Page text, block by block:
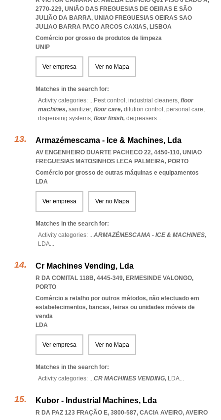
2770-229, UNIÃO DAS FREGUESIAS DE OEIRAS E SÃO
JULIÃO DA BARRA, UNIAO FREGUESIAS OEIRAS SAO
JULIAO BARRA PACO ARCOS CAXIAS, LISBOA
Comércio por grosso de produtos de limpeza
UNIP
Ver empresa Ver no Mapa
Matches in the search for:
Activity categories: ...Pest control, industrial cleaners, floor
machines, sanitizer, floor care, dilution control, personal care,
dispensing systems, floor finish, degreasers...
Armazémescama - Ice & Machines, Lda
AV ENGENHEIRO DUARTE PACHECO 22, 4450-110, UNIAO
FREGUESIAS MATOSINHOS LECA PALMEIRA, PORTO
Comércio por grosso de outras máquinas e equipamentos
LDA
Ver empresa Ver no Mapa
Matches in the search for:
Activity categories: ...ARMAZÉMESCAMA - ICE & MACHINES,
LDA...
Cr Machines Vending, Lda
R DA COMITAL 118B, 4445-349, ERMESINDE VALONGO,
PORTO
Comércio a retalho por outros métodos, não efectuado em
estabelecimentos, bancas, feiras ou unidades móveis de
venda
LDA
Ver empresa Ver no Mapa
Matches in the search for:
Activity categories: ...CR MACHINES VENDING, LDA...
Kubor - Industrial Machines, Lda
R DA PAZ 123 FRAÇÃO E, 3800-587, CACIA AVEIRO, AVEIRO